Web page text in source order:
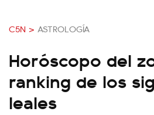
C5N > ASTROLOGÍA
Horóscopo del
ranking de los
leales